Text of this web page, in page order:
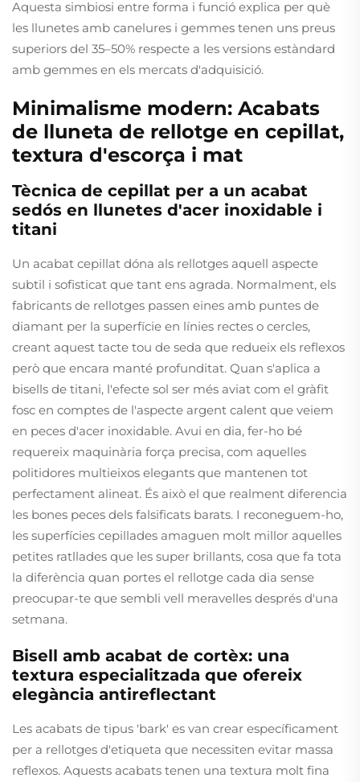
Aquesta simbiosi entre forma i funció explica per què
les llunetes amb canelures i gemmes tenen uns preus
superiors del 35–50% respecte a les versions estàndard
amb gemmes en els mercats d'adquisició.
Minimalisme modern: Acabats
de lluneta de rellotge en cepillat,
textura d'escorça i mat
Tècnica de cepillat per a un acabat
sedós en llunetes d'acer inoxidable i
titani
Un acabat cepillat dóna als rellotges aquell aspecte
subtil i sofisticat que tant ens agrada. Normalment, els
fabricants de rellotges passen eines amb puntes de
diamant per la superfície en línies rectes o cercles,
creant aquest tacte tou de seda que redueix els reflexos
però que encara manté profunditat. Quan s'aplica a
bisells de titani, l'efecte sol ser més aviat com el gràfit
fosc en comptes de l'aspecte argent calent que veiem
en peces d'acer inoxidable. Avui en dia, fer-ho bé
requereix maquinària força precisa, com aquelles
politidores multieixos elegants que mantenen tot
perfectament alineat. És això el que realment diferencia
les bones peces dels falsificats barats. I reconeguem-ho,
les superfícies cepillades amaguen molt millor aquelles
petites ratllades que les super brillants, cosa que fa tota
la diferència quan portes el rellotge cada dia sense
preocupar-te que sembli vell meravelles després d'una
setmana.
Bisell amb acabat de cortèx: una
textura especialitzada que ofereix
elegància antireflectant
Les acabats de tipus 'bark' es van crear específicament
per a rellotges d'etiqueta que necessiten evitar massa
reflexos. Aquests acabats tenen una textura molt fina